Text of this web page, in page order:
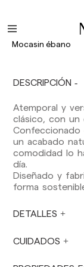
Mocasin ébano
DESCRIPCIÓN
Atemporal y
clásico, con
un acabado
comodidad lo
día.
Diseñado y
forma
DETALLES
CUIDADOS
España
Excepto pre-
Baleares: 2-
Canarias,
Envíos a
pre-orders.
Envíos a USA:
Envíos fuera de
días
ten en cuenta
cargo de los
que el pago ha